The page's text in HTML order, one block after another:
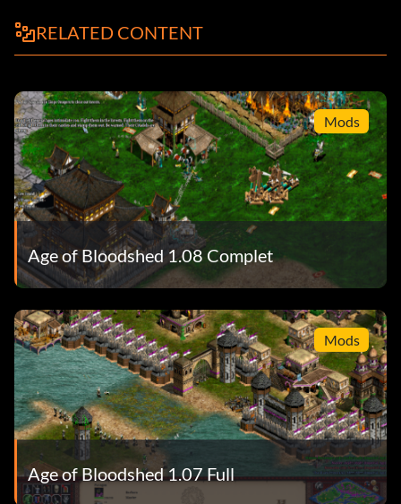
RELATED CONTENT
Mods
Age of Bloodshed 1.08 Complet
Mods
Age of Bloodshed 1.07 Full